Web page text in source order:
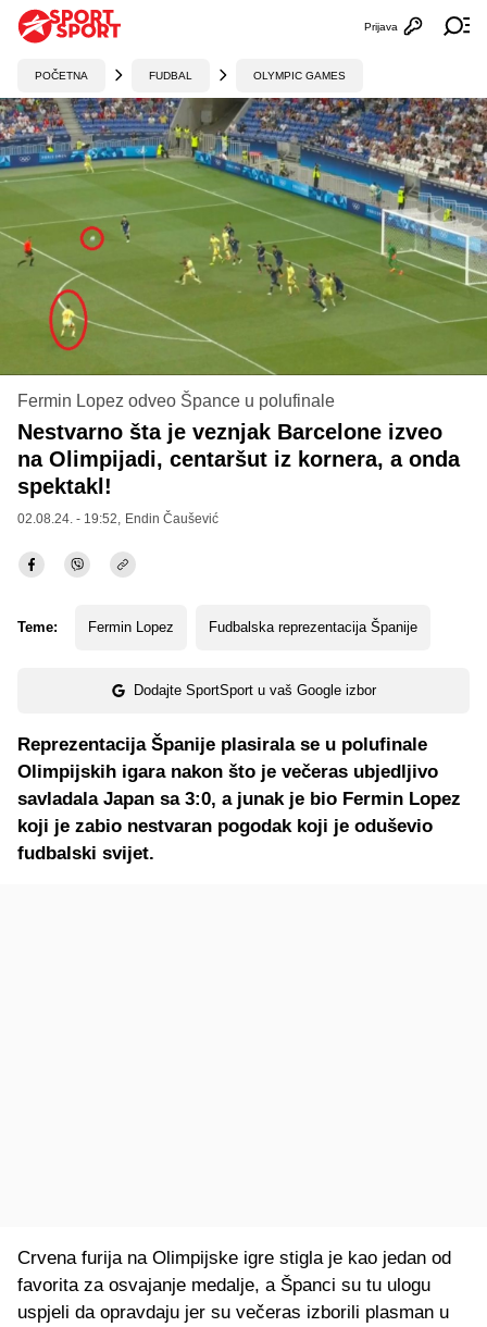
Otvori
Prijava
POČETNA FUDBAL OLYMPIC GAMES
Fermin Lopez odveo Špance u polufinale
Nestvarno šta je veznjak Barcelone izveo
na Olimpijadi, centaršut iz kornera, a onda
spektakl!
02.08.24. - 19:52, Endin Čaušević
Teme: Fermin Lopez Fudbalska reprezentacija Španije
Dodajte SportSport u vaš Google izbor
Reprezentacija Španije plasirala se u polufinale
Olimpijskih igara nakon što je večeras ubjedljivo
savladala Japan sa 3:0, a junak je bio Fermin Lopez
koji je zabio nestvaran pogodak koji je oduševio
fudbalski svijet.
Crvena furija na Olimpijske igre stigla je kao jedan od
favorita za osvajanje medalje, a Španci su tu ulogu
uspjeli da opravdaju jer su večeras izborili plasman u